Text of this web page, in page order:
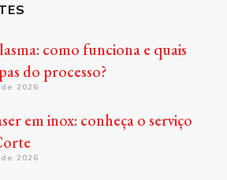
como funciona e quais
do processo?
2026
em inox: conheça o serviço
2026